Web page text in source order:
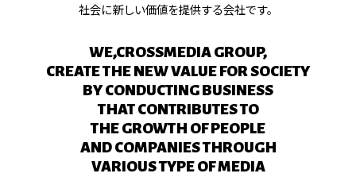
社会に新しい価値を提供する会社です。
WE,CROSSMEDIA GROUP,
CREATE THE NEW VALUE FOR SOCIETY
BY CONDUCTING BUSINESS
THAT CONTRIBUTES TO
THE GROWTH OF PEOPLE
AND COMPANIES THROUGH
VARIOUS TYPE OF MEDIA